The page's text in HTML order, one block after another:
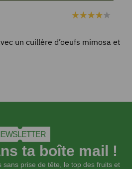
un cuillère d’oeufs mimosa et
ta boîte mail !
sans prise de tête, le top des fruits et